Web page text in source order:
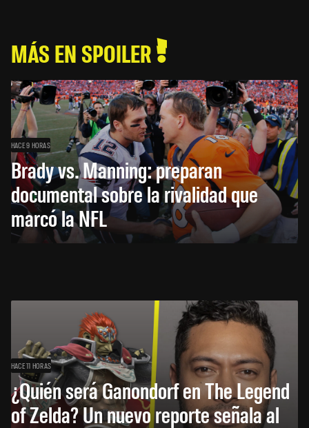
MÁS EN SPOILER
HACE 9 HORAS
Brady vs. Manning: preparan
documental sobre la rivalidad que
marcó la NFL
HACE 11 HORAS
¿Quién será Ganondorf en The Legend
of Zelda? Un nuevo reporte señala al